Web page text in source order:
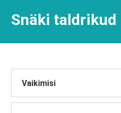
Snäki taldrikud